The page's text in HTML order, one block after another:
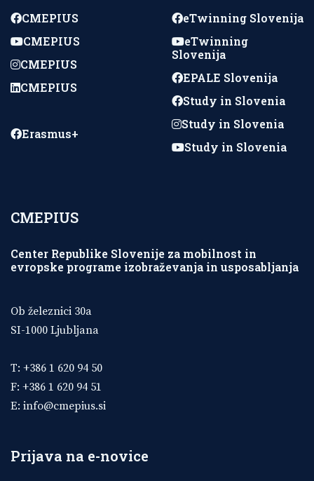
CMEPIUS
CMEPIUS
CMEPIUS
CMEPIUS
Erasmus+
eTwinning Slovenija
eTwinning
Slovenija
EPALE Slovenija
Study in Slovenia
Study in Slovenia
Study in Slovenia
CMEPIUS
Center Republike Slovenije za mobilnost in
evropske programe izobraževanja in usposabljanja
Ob železnici 30a
SI-1000 Ljubljana
T: +386 1 620 94 50
F: +386 1 620 94 51
E: info@cmepius.si
Prijava na e-novice